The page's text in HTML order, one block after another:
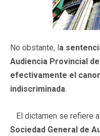
No obstante, la
Audiencia Provincial
efectivamente el
indiscriminada.
El dictamen se refiere
Sociedad General de